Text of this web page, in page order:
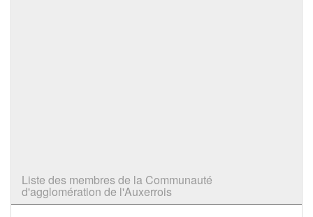
Liste des membres de la Communauté
d'agglomération de l'Auxerrois